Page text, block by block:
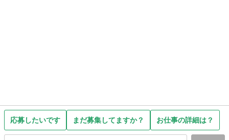
応募したいです まだ募集してますか？ お仕事の詳細は？